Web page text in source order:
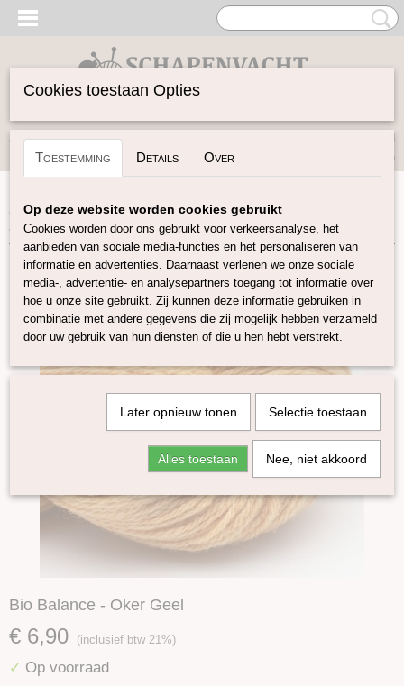
Inloggen Registreren
(0)
Home>Garen>Soort Garen>Wol>Bio Balance
Balance - Oker Geel
Bio Balance - Oker Geel
€ 6,90 (inclusief btw 21%)
✓ Op voorraad
Cookies toestaan Opties
Toestemming Details Over
Op deze website worden cookies gebruikt
Cookies worden door ons gebruikt voor verkeersanalyse, het
aanbieden van sociale media-functies en het personaliseren van
informatie en advertenties. Daarnaast verlenen we onze sociale
media-, advertentie- en analysepartners toegang tot informatie over
hoe u onze site gebruikt. Zij kunnen deze informatie gebruiken in
combinatie met andere gegevens die zij mogelijk hebben verzameld
door uw gebruik van hun diensten of die u hen hebt verstrekt.
Later opnieuw tonen Selectie toestaan
Alles toestaan Nee, niet akkoord